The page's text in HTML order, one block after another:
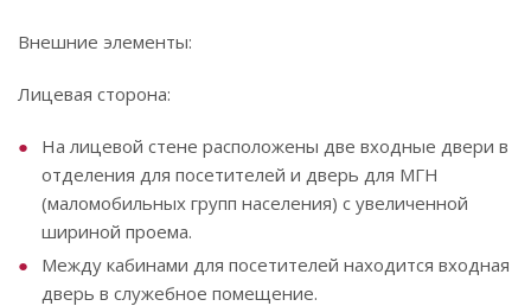
Внешние элементы:
Лицевая сторона:
На лицевой стене расположены две входные двери в
отделения для посетителей и дверь для МГН
(маломобильных групп населения) с увеличенной
шириной проема.
Между кабинами для посетителей находится входная
дверь в служебное помещение.